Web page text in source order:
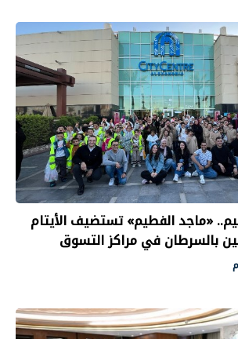
«ماجد الفطيم» تستضيف الأيتام
بالسرطان في مراكز التسوق